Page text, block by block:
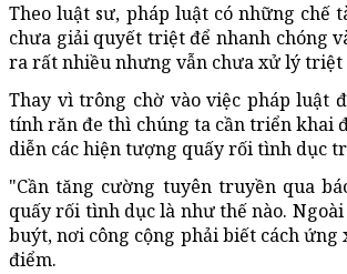
Theo luật sư, pháp luật có những
chưa giải quyết triệt để nhanh chóng
ra rất nhiều nhưng vẫn chưa xử lý triệt
Thay vì trông chờ vào việc pháp luật
tính răn đe thì chúng ta cần triển khai
diễn các hiện tượng quấy rối tình dục
"Cần tăng cường tuyên truyền qua
quấy rối tình dục là như thế nào.
buýt, nơi công cộng phải biết cách
điểm.